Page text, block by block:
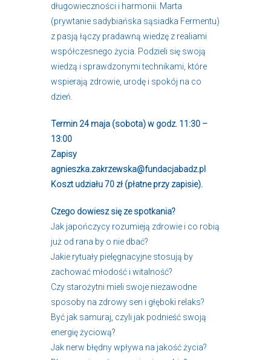
długowieczności i harmonii. Marta
(prywtanie sadybiańska sąsiadka Fermentu)
z pasją łączy pradawną wiedzę z realiami
współczesnego życia. Podzieli się swoją
wiedzą i sprawdzonymi technikami, które
wspierają zdrowie, urodę i spokój na co
dzień.
Termin 24 maja (sobota) w godz. 11:30 –
13:00
Zapisy
agnieszka.zakrzewska@fundacjabadz.pl
Koszt udziału 70 zł (płatne przy zapisie).
Czego dowiesz się ze spotkania?
Jak japończycy rozumieją zdrowie i co robią
już od rana by o nie dbać?
Jakie rytuały pielęgnacyjne stosują by
zachować młodość i witalność?
Czy starożytni mieli swoje niezawodne
sposoby na zdrowy sen i głęboki relaks?
Być jak samuraj, czyli jak podnieść swoją
energię życiową?
Jak nerw błędny wpływa na jakość życia?